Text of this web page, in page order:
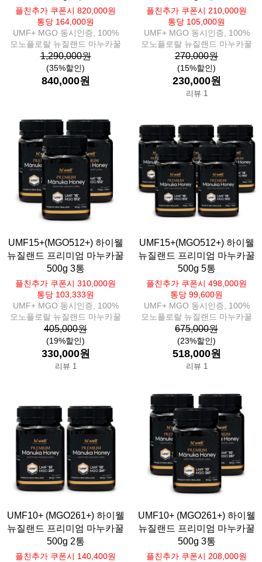
플친추가 쿠폰시 820,000원
통당 164,000원
UMF+ MGO 동시인증, 100%
모노플로랄 뉴질랜드 마누카꿀
1,290,000원
(35%할인)
840,000원
플친추가 쿠폰시 210,000원
통당 105,000원
UMF+ MGO 동시인증, 100%
모노플로랄 뉴질랜드 마누카꿀
270,000원
(15%할인)
230,000원
리뷰 1
UMF15+(MGO512+) 하이웰
뉴질랜드 프리미엄 마누카꿀
500g 3통
플친추가 쿠폰시 310,000원
통당 103,333원
UMF+ MGO 동시인증, 100%
모노플로랄 뉴질랜드 마누카꿀
405,000원
(19%할인)
330,000원
리뷰 1
UMF15+(MGO512+) 하이웰
뉴질랜드 프리미엄 마누카꿀
500g 5통
플친추가 쿠폰시 498,000원
통당 99,600원
UMF+ MGO 동시인증, 100%
모노플로랄 뉴질랜드 마누카꿀
675,000원
(23%할인)
518,000원
리뷰 1
UMF10+ (MGO261+) 하이웰
뉴질랜드 프리미엄 마누카꿀
500g 2통
플친추가 쿠폰시 140,400원
UMF10+ (MGO261+) 하이웰
뉴질랜드 프리미엄 마누카꿀
500g 3통
플친추가 쿠폰시 208,000원